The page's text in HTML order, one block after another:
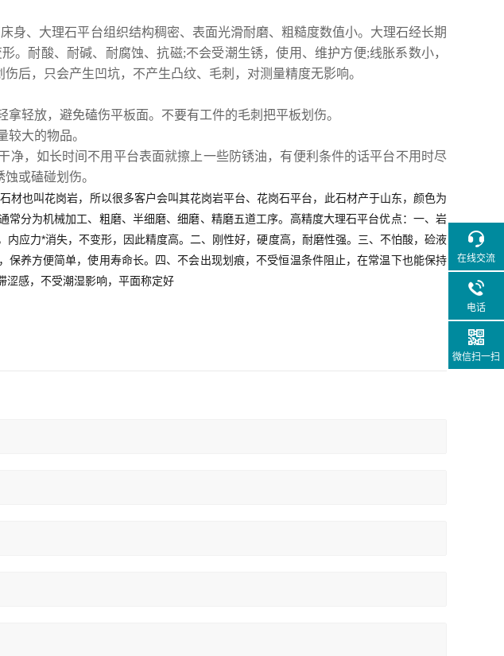
身、大理石平台组织结构稠密、表面光滑耐磨、粗糙度数值小。大理石经长期
。耐酸、耐碱、耐腐蚀、抗磁;不会受潮生锈，使用、维护方便;线胀系数小，
后，只会产生凹坑，不产生凸纹、毛刺，对测量精度无影响。
轻放，避免磕伤平板面。不要有工件的毛刺把平板划伤。
较大的物品。
净，如长时间不用平台表面就擦上一些防锈油，有便利条件的话平台不用时尽
或磕碰划伤。
材也叫花岗岩，所以很多客户会叫其花岗岩平台、花岗石平台，此石材产于山东，颜色为
分为机械加工、粗磨、半细磨、细磨、精磨五道工序。高精度大理石平台优点： 一、岩
应力*消失，不变形，因此精度高。
二、刚性好，硬度高，耐磨性强。 三、不怕酸，硷液
养方便简单，使用寿命长。
四、不会出现划痕，不受恒温条件阻止，在常温下也能保持
涩感，不受潮湿影响，平面称定好
在线交流
电话
微信扫一扫